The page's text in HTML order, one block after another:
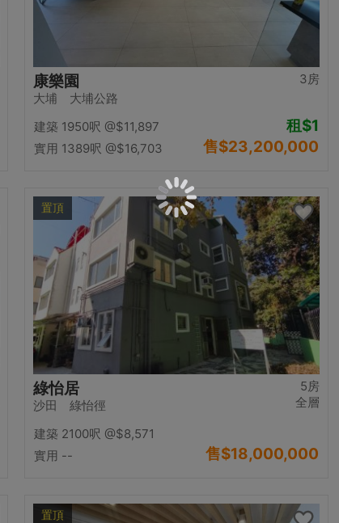
3房
康樂園
大埔 大埔公路
建築 1950呎 @$11,897
實用 1389呎 @$16,703
租$1
售$23,200,000
置頂
5房
全層
綠怡居
沙田 綠怡徑
建築 2100呎 @$8,571
實用 --
售$18,000,000
置頂